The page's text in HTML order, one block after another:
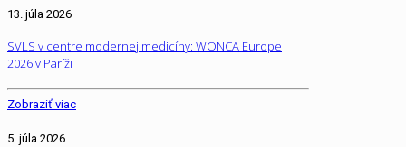
13. júla 2026
SVLS v centre modernej medicíny: WONCA Europe
2026 v Paríži
Zobraziť viac
5. júla 2026